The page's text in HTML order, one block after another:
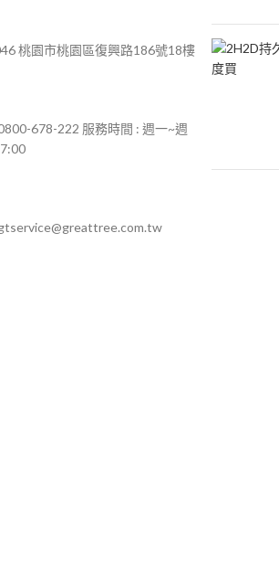
桃園市桃園區復興路186號18樓
678-222 服務時間 : 週一~週